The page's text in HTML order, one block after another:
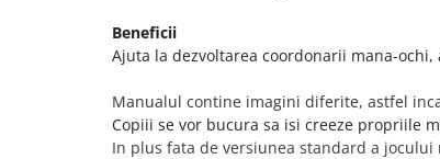
Beneficii
Ajuta la dezvoltarea coordonarii mana-
Manualul contine imagini diferite, astfel
Copiii se vor bucura sa isi creeze propriile
In plus fata de versiunea standard a